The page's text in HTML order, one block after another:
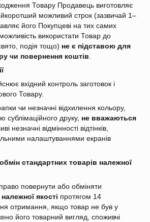
Товару Продавець виготовляє
можливий строк (зазвичай 1–
його Покупцеві на тих самих
використати Товар до
подія тощо) не є підставою для
чи повернення коштів
вхідний контроль заготовок і
Товару.
чи незначні відхилення кольору,
сублімаційного друку, не вважаються
незначні відмінності відтінків,
налаштуваннями екранів
стандартних товарів належної
повернути або обміняти
якості протягом 14
отримання, якщо товар не був у
його товарний вигляд, споживчі